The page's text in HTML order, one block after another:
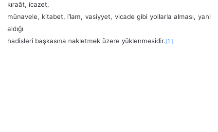
kıraât, icazet,
münavele, kitabet, i’lam, vasiyyet, vicade gibi yollarla alması, yani
aldığı
hadisleri başkasına nakletmek üzere yüklenmesidir.[1]